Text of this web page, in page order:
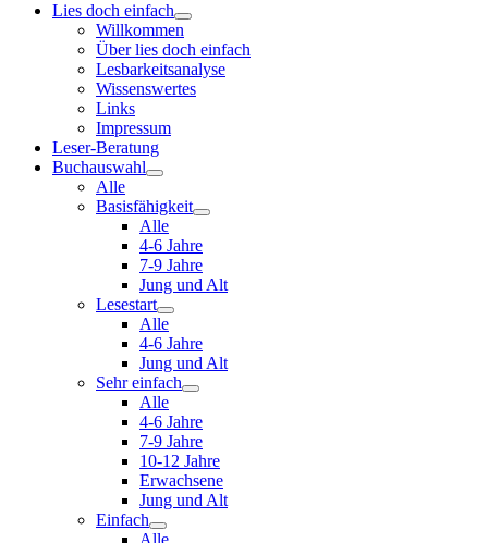
Lies doch einfach
Willkommen
Über lies doch einfach
Lesbarkeitsanalyse
Wissenswertes
Links
Impressum
Leser-Beratung
Buchauswahl
Alle
Basisfähigkeit
Alle
4-6 Jahre
7-9 Jahre
Jung und Alt
Lesestart
Alle
4-6 Jahre
Jung und Alt
Sehr einfach
Alle
4-6 Jahre
7-9 Jahre
10-12 Jahre
Erwachsene
Jung und Alt
Einfach
Alle